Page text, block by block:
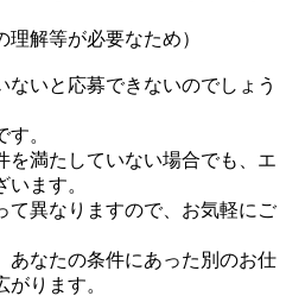
理解等が必要なため）
いと応募できないのでしょう
。
を満たしていない場合でも、エ
ます。
て異なりますので、お気軽にご
あなたの条件にあった別のお仕
がります。